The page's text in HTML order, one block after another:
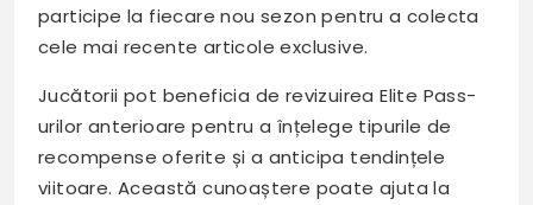
participe la fiecare nou sezon pentru a colecta
cele mai recente articole exclusive.
Jucătorii pot beneficia de revizuirea Elite Pass-
urilor anterioare pentru a înțelege tipurile de
recompense oferite și a anticipa tendințele
viitoare. Această cunoaștere poate ajuta la